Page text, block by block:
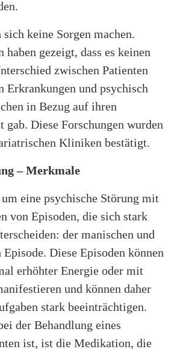
keine Sorgen machen.
haben gezeigt, dass es keinen
zwischen Patienten
Erkrankungen und psychisch
in Bezug auf ihren
gab. Diese Forschungen wurden
Kliniken bestätigt.
– Merkmale
eine psychische Störung mit
von Episoden, die sich stark
der manischen und
Episode. Diese Episoden können
erhöhter Energie oder mit
und können daher
stark beeinträchtigen.
der Behandlung eines
ist, ist die Medikation, die